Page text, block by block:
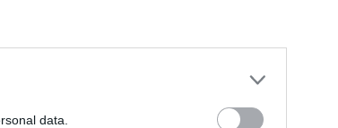
data.
CLICCA QUI